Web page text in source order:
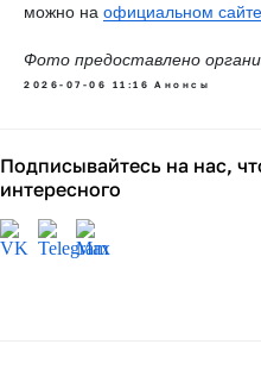
можно на официальном
Фото предоставлено
2026-07-06 11:16 Анонсы
Подписывайтесь на нас,
интересного